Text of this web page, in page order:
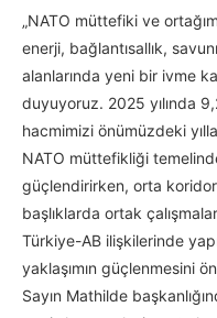
„NATO müttefiki ve
enerji, bağlantısallık,
alanlarında yeni bir ivme
duyuyoruz. 2025 yılında
hacmimizi önümüzdeki
NATO müttefikliği
güçlendirirken, orta
başlıklarda ortak
Türkiye-AB ilişkilerinde
yaklaşımın güçlenmesini
Sayın Mathilde